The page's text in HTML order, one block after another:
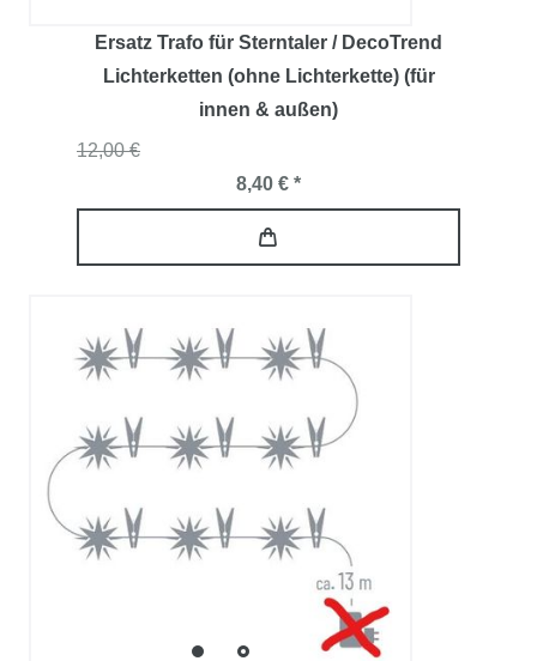
Ersatz Trafo für Sterntaler / DecoTrend
Lichterketten (ohne Lichterkette) (für
innen & außen)
12,00 €
8,40 € *